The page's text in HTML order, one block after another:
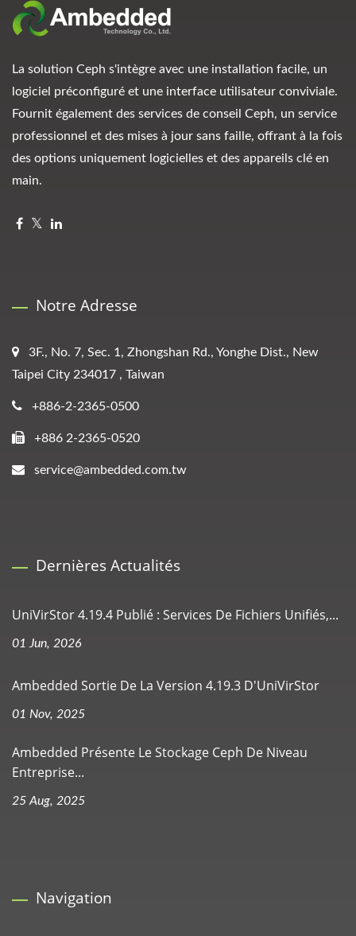
La solution Ceph s'intègre avec une installation facile, un
logiciel préconfiguré et une interface utilisateur conviviale.
Fournit également des services de conseil Ceph, un service
professionnel et des mises à jour sans faille, offrant à la fois
des options uniquement logicielles et des appareils clé en
main.
Notre Adresse
3F., No. 7, Sec. 1, Zhongshan Rd., Yonghe Dist., New
Taipei City 234017 , Taiwan
+886-2-2365-0500
+886 2-2365-0520
service@ambedded.com.tw
Dernières Actualités
UniVirStor 4.19.4 Publié : Services De Fichiers Unifiés,...
01 Jun, 2026
Ambedded Sortie De La Version 4.19.3 D'UniVirStor
01 Nov, 2025
Ambedded Présente Le Stockage Ceph De Niveau
Entreprise...
25 Aug, 2025
Navigation